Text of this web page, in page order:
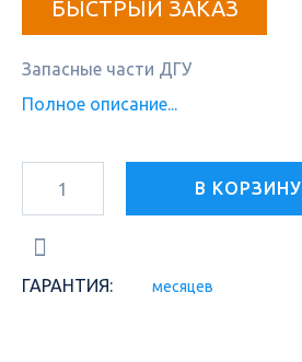
БЫСТРЫЙ ЗАКАЗ
Запасные части ДГУ
Полное описание...
В КОРЗИНУ
ГАРАНТИЯ: месяцев